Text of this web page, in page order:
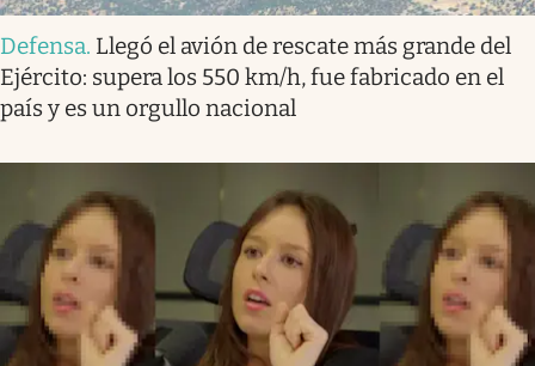
Defensa. Llegó el avión de rescate más grande del
Ejército: supera los 550 km/h, fue fabricado en el
país y es un orgullo nacional